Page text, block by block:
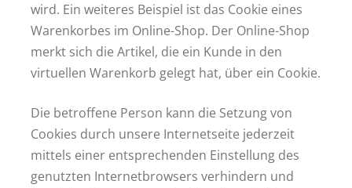
wird. Ein weiteres Beispiel ist das Cookie eines
Warenkorbes im Online-Shop. Der Online-Shop
merkt sich die Artikel, die ein Kunde in den
virtuellen Warenkorb gelegt hat, über ein Cookie.
Die betroffene Person kann die Setzung von
Cookies durch unsere Internetseite jederzeit
mittels einer entsprechenden Einstellung des
genutzten Internetbrowsers verhindern und